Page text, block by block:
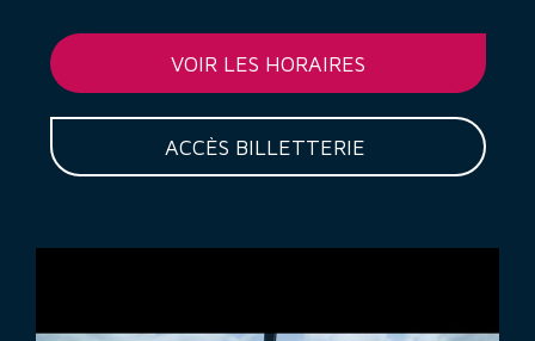
VOIR LES HORAIRES
ACCÈS BILLETTERIE